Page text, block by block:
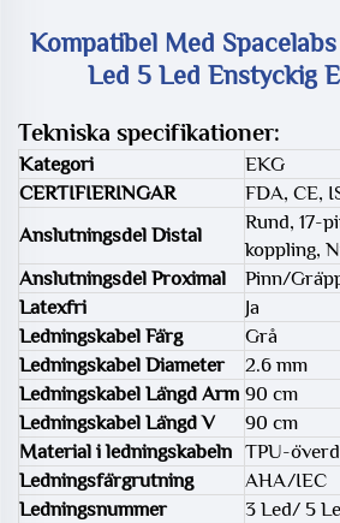
Kompatibel Med
Led 5 Led Enstyckig
Tekniska specifikationer:
Kategori
EKG
CERTIFIERINGAR
FDA, CE,
Anslutningsdel Distal
Rund, 17-
koppling,
Anslutningsdel Proximal
Pinn/
Latexfri
Ja
Ledningskabel Färg
Grå
Ledningskabel Diameter
2.6 mm
Ledningskabel Längd Arm 90 cm
Ledningskabel Längd V
90 cm
Material i ledningskabeln TPU-
Ledningsfärgrutning
AHA/IEC
Ledningsnummer
3 Led/ 5